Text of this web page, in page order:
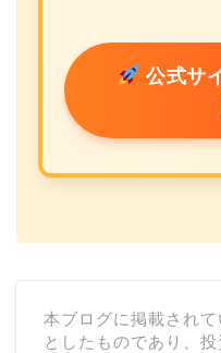
公式サ
本ブログに掲載され
としたものであり、